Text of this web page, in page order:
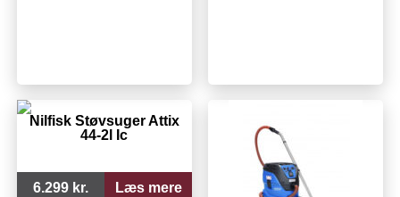
Nilfisk Støvsuger Attix
44-2l Ic
6.299 kr. Læs mere